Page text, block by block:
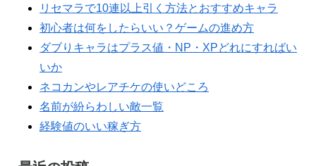
リセマラで10連以上引く方法とおすすめキャラ
初心者は何をしたらいい？ゲームの進め方
ダブりキャラはプラス値・NP・XPどれにすればい
いか
ネコカンやレアチケの使いどころ
名前が紛らわしい敵一覧
経験値のいい稼ぎ方